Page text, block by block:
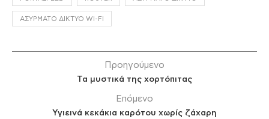
ΑΣΎΡΜΑΤΟ ΔΊΚΤΥΟ WI-FI
Προηγούμενο
Τα μυστικά της χορτόπιτας
Επόμενο
Υγιεινά κεκάκια καρότου χωρίς ζάχαρη